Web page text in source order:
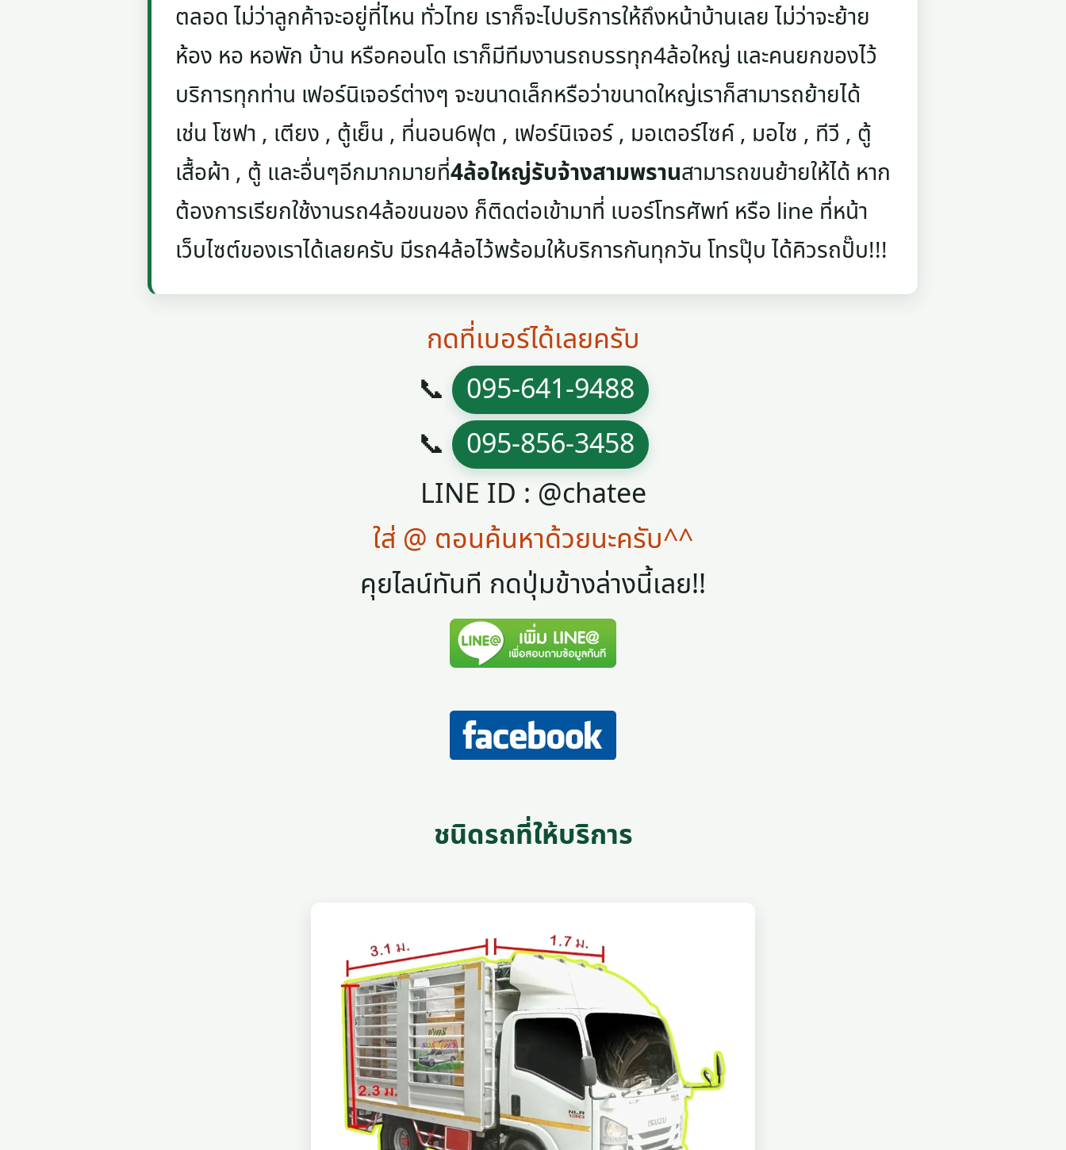
ตลอด ไม่ว่าลูกค้าจะอยู่ที่ไหน ทั่วไทย เราก็จะไปบริการให้ถึงหน้าบ้านเลย ไม่ว่าจะย้าย
ห้อง หอ หอพัก บ้าน หรือคอนโด เราก็มีทีมงานรถบรรทุก4ล้อใหญ่ และคนยกของไว้
บริการทุกท่าน เฟอร์นิเจอร์ต่างๆ จะขนาดเล็กหรือว่าขนาดใหญ่เราก็สามารถย้ายได้
เช่น โซฟา , เตียง , ตู้เย็น , ที่นอน6ฟุต , เฟอร์นิเจอร์ , มอเตอร์ไซค์ , มอไซ , ทีวี , ตู้
เสื้อผ้า , ตู้ และอื่นๆอีกมากมายที่4ล้อใหญ่รับจ้างสามพรานสามารถขนย้ายให้ได้ หาก
ต้องการเรียกใช้งานรถ4ล้อขนของ ก็ติดต่อเข้ามาที่ เบอร์โทรศัพท์ หรือ line ที่หน้า
เว็บไซต์ของเราได้เลยครับ มีรถ4ล้อไว้พร้อมให้บริการกันทุกวัน โทรปุ๊บ ได้คิวรถปั๊บ!!!
กดที่เบอร์ได้เลยครับ
📞
095-641-9488
📞
095-856-3458
LINE ID : @chatee
ใส่ @ ตอนค้นหาด้วยนะครับ^^
คุยไลน์ทันที กดปุ่มข้างล่างนี้เลย!!
ชนิดรถที่ให้บริการ